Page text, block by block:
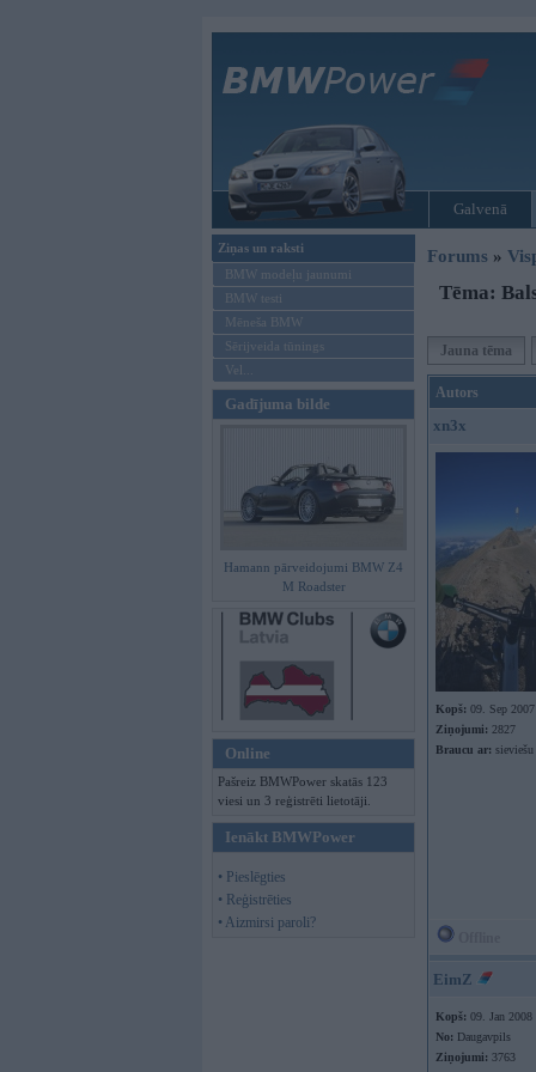
Galvenā
Ziņas un raksti
BMW modeļu jaunumi
BMW testi
Mēneša BMW
Sērijveida tūnings
Vel...
Gadījuma bilde
Hamann pārveidojumi BMW Z4
M Roadster
Online
Pašreiz BMWPower skatās 123
viesi un 3 reģistrēti lietotāji.
Ienākt BMWPower
• Pieslēgties
• Reģistrēties
• Aizmirsi paroli?
Forums »
Tēma:
Jauna tēma
Autors
xn3x
Kopš: 09. Sep 2007
Ziņojumi: 2827
Braucu ar: sieviešu
EimZ
Kopš: 09. Jan 2008
No: Daugavpils
Ziņojumi: 3763